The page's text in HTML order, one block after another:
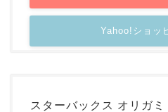
Yahoo!ショッ
スターバックス オリガ